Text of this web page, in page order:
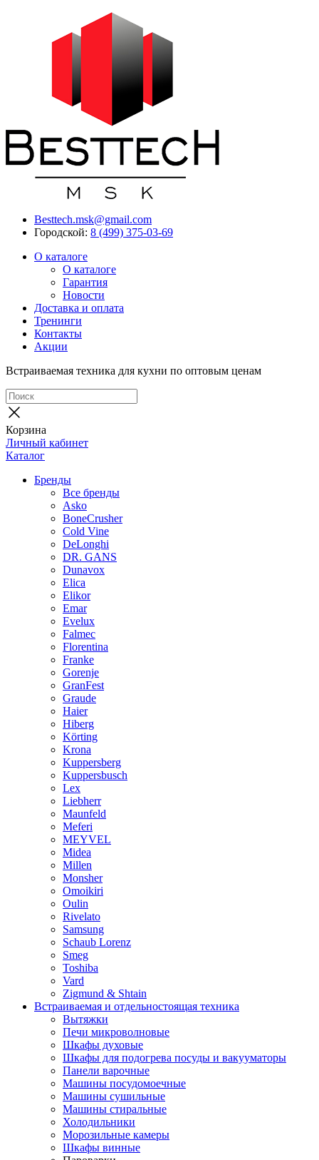
Besttech.msk@gmail.com
Городской: 8 (499) 375-03-69
О каталоге
О каталоге
Гарантия
Новости
Доставка и оплата
Тренинги
Контакты
Акции
Встраиваемая техника для кухни по оптовым ценам
Корзина
Личный кабинет
Каталог
Бренды
Все бренды
Asko
BoneCrusher
Cold Vine
DeLonghi
DR. GANS
Dunavox
Elica
Elikor
Emar
Evelux
Falmec
Florentina
Franke
Gorenje
GranFest
Graude
Haier
Hiberg
Körting
Krona
Kuppersberg
Kuppersbusch
Lex
Liebherr
Maunfeld
Meferi
MEYVEL
Midea
Millen
Monsher
Omoikiri
Oulin
Rivelato
Samsung
Schaub Lorenz
Smeg
Toshiba
Vard
Zigmund & Shtain
Встраиваемая и отдельностоящая техника
Вытяжки
Печи микроволновые
Шкафы духовые
Шкафы для подогрева посуды и вакууматоры
Панели варочные
Машины посудомоечные
Машины сушильные
Машины стиральные
Холодильники
Морозильные камеры
Шкафы винные